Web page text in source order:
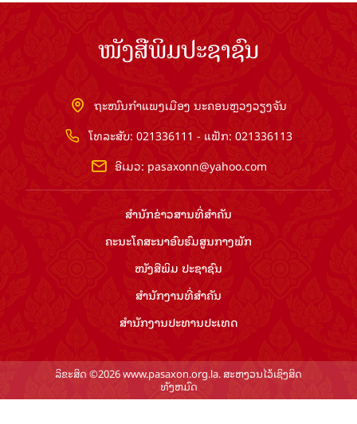
ໜັງສືພິມປະຊາຊົນ
ຖະໜົນກຳແພງເມືອງ ນະຄອນຫຼວງວຽງຈັນ
ໂທລະສັບ: 021336111 - ແຟັກ: 021336113
ອີເມວ: pasaxonn@yahoo.com
ສຳ​ນັກ​ຂ່າວ​ສານ​ທີ່​ສຳ​ຄັນ​
ຄະນະໂຄສະນາອົບຮົມ​ສູນ​ກາງ​ພັກ
ໜັງສືພິມ ປະ​ຊາ​ຊົນ
ສຳ​ນັກ​ງານ​ທີ່​ສຳ​ຄັນ
ສຳ​ນັກ​ງານ​ປະ​ທານ​ປະ​ເທດ
ລິຂະສິດ ©2026 www.pasaxon.org.la. ສະຫງວນໄວ້ເຊິງສິດ
ທັງຫມົດ